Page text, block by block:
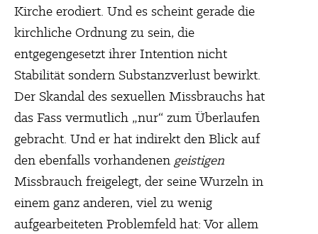
Kirche erodiert. Und es scheint gerade die
kirchliche Ordnung zu sein, die
entgegengesetzt ihrer Intention nicht
Stabilität sondern Substanzverlust bewirkt.
Der Skandal des sexuellen Missbrauchs hat
das Fass vermutlich „nur“ zum Überlaufen
gebracht. Und er hat indirekt den Blick auf
den ebenfalls vorhandenen geistigen
Missbrauch freigelegt, der seine Wurzeln in
einem ganz anderen, viel zu wenig
aufgearbeiteten Problemfeld hat: Vor allem